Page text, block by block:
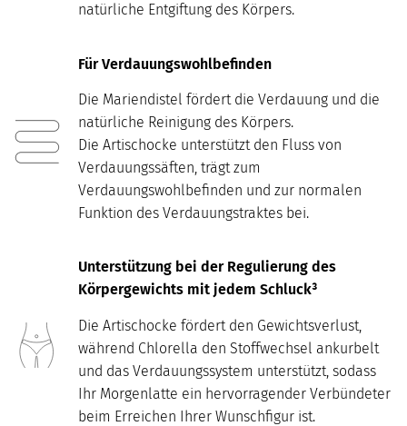
natürliche Entgiftung des Körpers.
Für Verdauungswohlbefinden
Die Mariendistel fördert die Verdauung und die
natürliche Reinigung des Körpers.
Die Artischocke unterstützt den Fluss von
Verdauungssäften, trägt zum
Verdauungswohlbefinden und zur normalen
Funktion des Verdauungstraktes bei.
Unterstützung bei der Regulierung des
Körpergewichts mit jedem Schluck³
Die Artischocke fördert den Gewichtsverlust,
während Chlorella den Stoffwechsel ankurbelt
und das Verdauungssystem unterstützt, sodass
Ihr Morgenlatte ein hervorragender Verbündeter
beim Erreichen Ihrer Wunschfigur ist.